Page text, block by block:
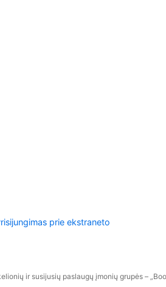
prie ekstraneto
ir susijusių paslaugų įmonių grupės –